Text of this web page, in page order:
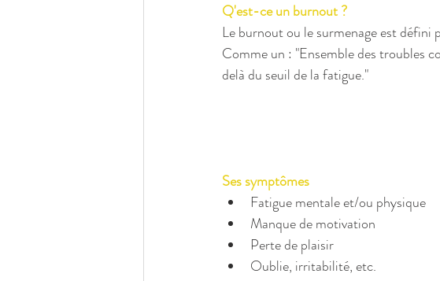
Q'est-ce un burnout ?
Le burnout ou le surmenage est défini
Comme un : "Ensemble des troubles
delà du seuil de la fatigue."
Ses symptômes
Fatigue mentale et/ou physique
Manque de motivation
Perte de plaisir
Oublie, irritabilité, etc.